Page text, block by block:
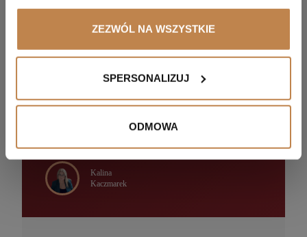
ZEZWÓL NA WSZYSTKIE
SPERSONALIZUJ
ODMOWA
Rozliczanie nadgodzin w praktyce
Kalina
Kaczmarek